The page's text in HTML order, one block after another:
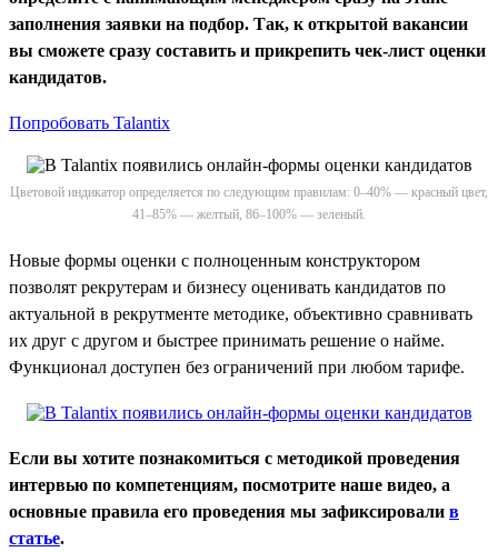
заполнения заявки на подбор. Так, к открытой вакансии
вы сможете сразу составить и прикрепить чек-лист оценки
кандидатов.
Попробовать Talantix
Цветовой индикатор определяется по следующим правилам: 0–40% — красный цвет,
41–85% — желтый, 86–100% — зеленый.
Новые формы оценки с полноценным конструктором
позволят рекрутерам и бизнесу оценивать кандидатов по
актуальной в рекрутменте методике, объективно сравнивать
их друг с другом и быстрее принимать решение о найме.
Функционал доступен без ограничений при любом тарифе.
Если вы хотите познакомиться с методикой проведения
интервью по компетенциям, посмотрите наше видео, а
основные правила его проведения мы зафиксировали в
статье.